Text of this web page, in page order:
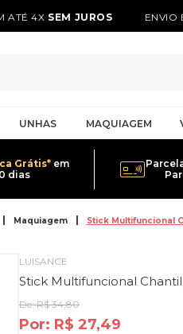
ATÉ 4XSEM JUROS ENVIO
UNHAS MAQUIAGEM
Grátis*em
dias
Maquiagem Stick Multifuncional
LUISANCE
Stick Multifuncional
De:R$ 34,80
Por: R$ 27,49